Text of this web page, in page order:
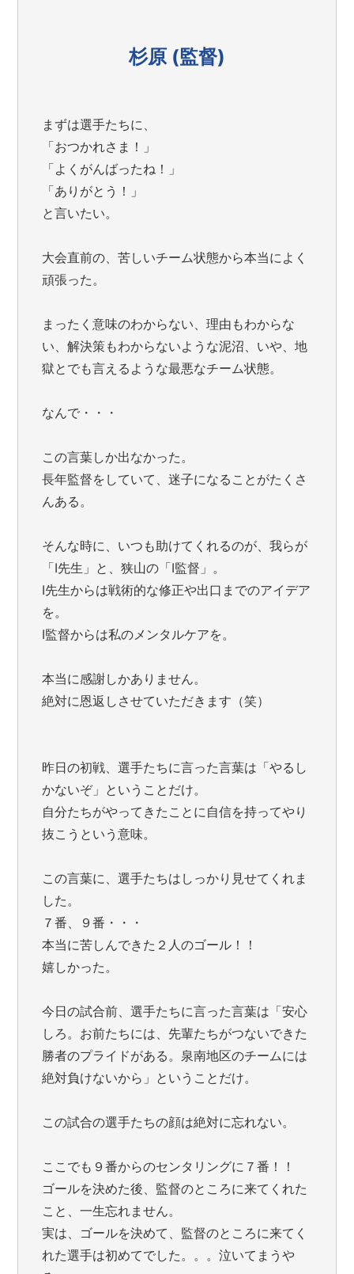
杉原 (監督)
まずは選手たちに、
「おつかれさま！」
「よくがんばったね！」
「ありがとう！」
と言いたい。
大会直前の、苦しいチーム状態から本当によく
頑張った。
まったく意味のわからない、理由もわからな
い、解決策もわからないような泥沼、いや、地
獄とでも言えるような最悪なチーム状態。
なんで・・・
この言葉しか出なかった。
長年監督をしていて、迷子になることがたくさ
んある。
そんな時に、いつも助けてくれるのが、我らが
「I先生」と、狭山の「I監督」。
I先生からは戦術的な修正や出口までのアイデア
を。
I監督からは私のメンタルケアを。
本当に感謝しかありません。
絶対に恩返しさせていただきます（笑）
昨日の初戦、選手たちに言った言葉は「やるし
かないぞ」ということだけ。
自分たちがやってきたことに自信を持ってやり
抜こうという意味。
この言葉に、選手たちはしっかり見せてくれま
した。
７番、９番・・・
本当に苦しんできた２人のゴール！！
嬉しかった。
今日の試合前、選手たちに言った言葉は「安心
しろ。お前たちには、先輩たちがつないできた
勝者のプライドがある。泉南地区のチームには
絶対負けないから」ということだけ。
この試合の選手たちの顔は絶対に忘れない。
ここでも９番からのセンタリングに７番！！
ゴールを決めた後、監督のところに来てくれた
こと、一生忘れません。
実は、ゴールを決めて、監督のところに来てく
れた選手は初めてでした。。。泣いてまうや